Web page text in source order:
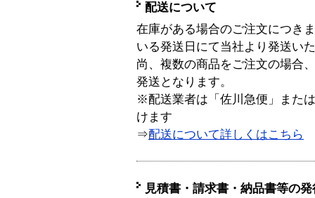
配送について
在庫がある場合のご注文につき
いる発送日にて当社より発送い
尚、複数の商品をご注文の場合
発送となります。
※配送業者は「佐川急便」また
けます
⇒配送について詳しくはこちら
見積書・請求書・納品書等の